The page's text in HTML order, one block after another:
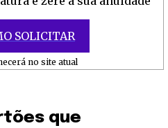
SOLICITAR
no site atual
que